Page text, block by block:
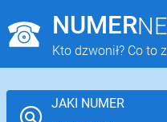
NUMER
Kto dzwonił? Co to
JAKI NUMER